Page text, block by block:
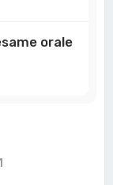
orale